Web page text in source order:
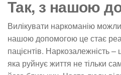
Так, з нашою
Вилікувати наркоманію
нашою допомогою це стає
пацієнтів. Наркозалежність
яка руйнує життя не тільки